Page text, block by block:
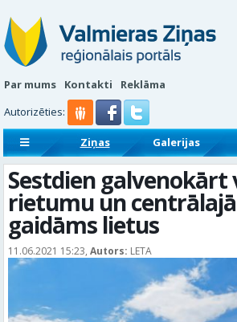
Par mums Kontakti
Reklāma
Autorizēties:
Ziņas Galerijas
Sludinājumi
Reklāmraksti
Sestdien galvenokārt
rietumu un
gaidāms lietus
11.06.2021 15:23, Autors: LETA